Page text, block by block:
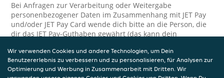
Bei Anfragen zur Verarbeitung oder Weitergabe
personenbezogener Daten im Zusammenhang mit JET Pay
und/oder JET Pay Card wende dich bitte an die Person, die
dir das JET Pay-Guthaben gewährt (das kann dein
erforderlich, da JET und die Person, die dir das Guthaben
gewährt, eine separate Verantwortung für die Verarbeitung
und den Schutz deiner personenbezogenen Daten haben.
Wir verwenden Cookies und andere Technologien, um Dein
Benutzererlebnis zu verbessern und zu personalisieren, für Analysen zur
Optimierung und Werbung in Zusammenarbeit mit Dritten. Wir